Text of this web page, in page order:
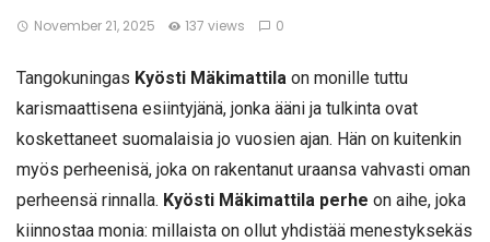
November 21, 2025 137 views 0
Tangokuningas Kyösti Mäkimattila on monille tuttu
karismaattisena esiintyjänä, jonka ääni ja tulkinta ovat
koskettaneet suomalaisia jo vuosien ajan. Hän on kuitenkin
myös perheenisä, joka on rakentanut uraansa vahvasti oman
perheensä rinnalla. Kyösti Mäkimattila perhe on aihe, joka
kiinnostaa monia: millaista on ollut yhdistää menestyksekäs